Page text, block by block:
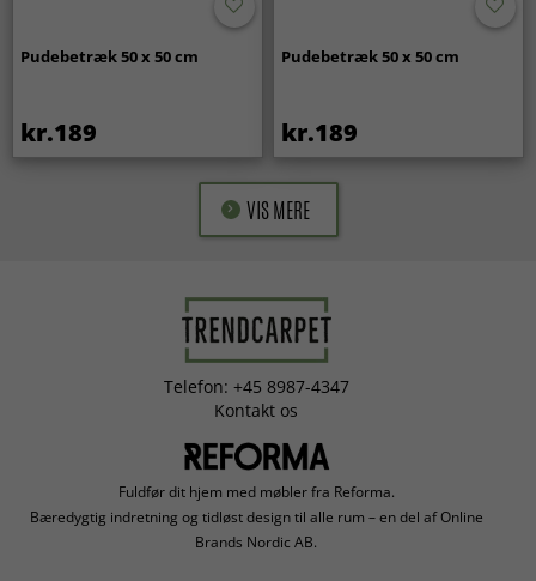
Pudebetræk 50 x 50 cm
kr.189
Pudebetræk 50 x 50 cm
kr.189
VIS MERE
Telefon: +45 8987-4347
Kontakt os
Fuldfør dit hjem med møbler fra Reforma.
Bæredygtig indretning og tidløst design til alle rum – en del af Online
Brands Nordic AB.